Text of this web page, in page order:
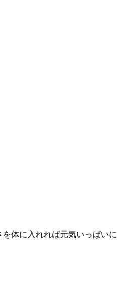
体に入れれば元気いっぱいに